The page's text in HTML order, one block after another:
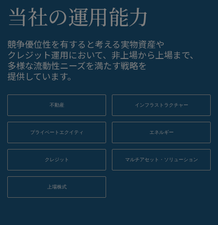
当社の​運用能力
競争優位性を​有すると​考える​実物資産や​
クレジット運用に​おいて、​非上場から​上場まで、​
多様な​流動性ニーズを​満たす戦略を​
提供しています。
不動産 インフラストラクチャー
プライベートエクイティ エネルギー
クレジット マルチアセット・ソリューション
上場株式